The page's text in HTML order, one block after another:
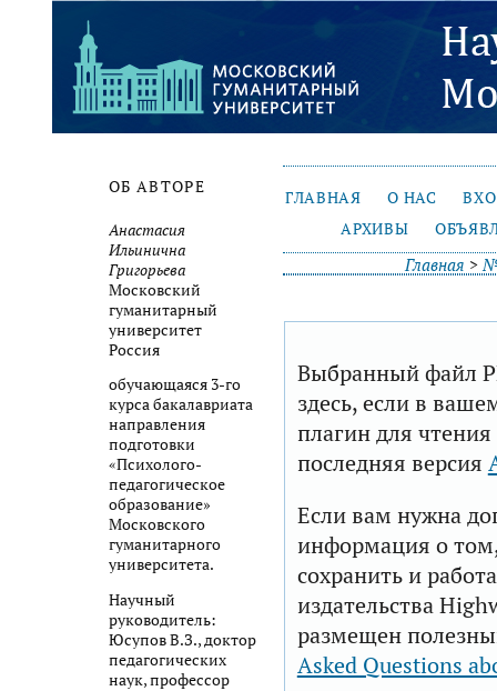
ОБ АВТОРЕ
Анастасия
Ильинична
Григорьева
Московский
гуманитарный
университет
Россия
обучающаяся 3-го
курса бакалавриата
направления
подготовки
«Психолого-
педагогическое
образование»
Московского
гуманитарного
университета.
Научный
руководитель:
Юсупов В.З., доктор
педагогических
наук, профессор
ГЛАВНАЯ О НАС
АРХИВЫ
Главная >№
Выбранный файл
здесь, если в
плагин для
последняя версия
Если вам нужна
информация о том,
сохранить и
издательства
размещен
Asked Questions